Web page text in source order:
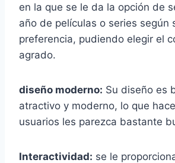
en la que se le da la opción de
año de películas o series según
preferencia, pudiendo elegir el
agrado.
diseño moderno: Su diseño es
atractivo y moderno, lo que
usuarios les parezca bastante
Interactividad: se le